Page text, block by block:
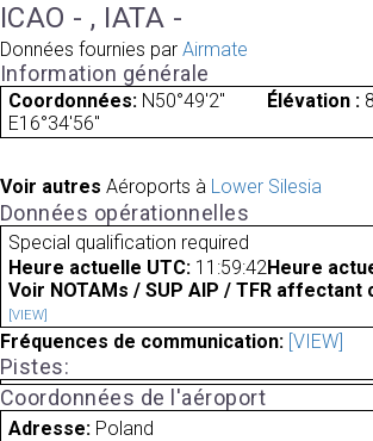
ICAO - , IATA -
Données fournies par Airmate
Information générale
Coordonnées: N50°49'2"
E16°34'56"
Élévation :
Voir autres Aéroports à Lower Silesia
Données opérationnelles
Special qualification required
Heure actuelle UTC: 11:59:42Heure
Voir NOTAMs / SUP AIP / TFR
[VIEW]
Fréquences de communication: [VIEW]
Pistes:
Coordonnées de l'aéroport
Adresse: Poland